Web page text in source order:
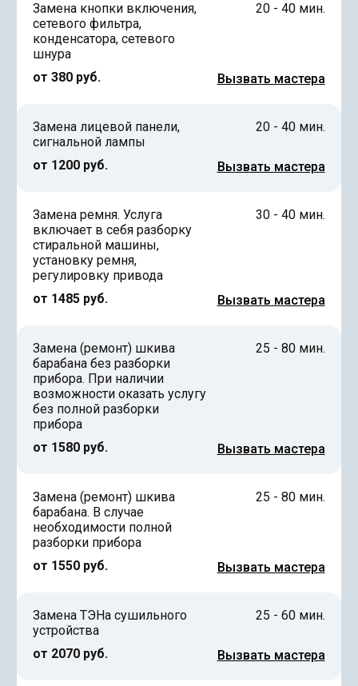
Замена кнопки включения,
сетевого фильтра,
конденсатора, сетевого
шнура
от 380 руб.
20 - 40 мин.
Вызвать мастера
Замена лицевой панели,
сигнальной лампы
от 1200 руб.
20 - 40 мин.
Вызвать мастера
Замена ремня. Услуга
включает в себя разборку
стиральной машины,
установку ремня,
регулировку привода
от 1485 руб.
30 - 40 мин.
Вызвать мастера
Замена (ремонт) шкива
барабана без разборки
прибора. При наличии
возможности оказать услугу
без полной разборки
прибора
от 1580 руб.
25 - 80 мин.
Вызвать мастера
Замена (ремонт) шкива
барабана. В случае
необходимости полной
разборки прибора
от 1550 руб.
25 - 80 мин.
Вызвать мастера
Замена ТЭНа сушильного
устройства
от 2070 руб.
25 - 60 мин.
Вызвать мастера